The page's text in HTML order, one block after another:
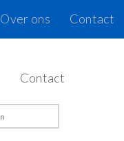
Contact
Over ons
Contact